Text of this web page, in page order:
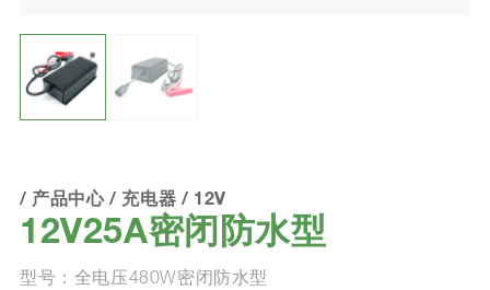
/产品中心/充电器 / 12V
12V25A密闭防水型
型号：全电压480W密闭防水型